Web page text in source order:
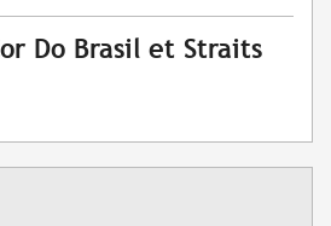
Do Brasil et Straits